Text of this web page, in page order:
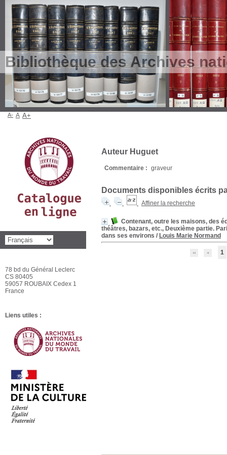
Bibliothèque des Archives
Auteur Huguet
Commentaire : graveur
Documents disponibles écrits
Affiner la recherche
Contenant, outre les maisons, des
théâtres, bazars, etc., Deuxième partie.
dans ses environs / Louis Marie Normand
1
A- A A+
78 bd du Général Leclerc
CS 80405
59057 ROUBAIX Cedex 1
France
Liens utiles :